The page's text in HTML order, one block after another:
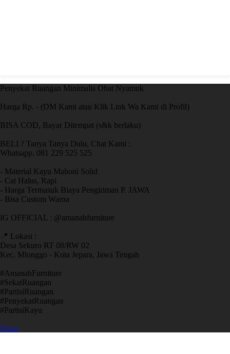
Penyekat Ruangan Minimalis Obat Nyamuk
Harga Rp. - (DM Kami atau Klik Link Wa Kami di Profil)
BISA COD, Bayar Ditempat (s&k berlaku)
BELI ? Tanya Tanya Dulu, Chat Kami :
Whatsapp. 081 229 525 525
- Material Kayu Mahoni Solid
- Cat Halus, Rapi
- Harga Termasuk Biaya Pengiriman P. JAWA
- Bisa Custom Warna
IG OFFICIAL : @amanahfurniture
📍 Lokasi :
Desa Sekuro RT 08/RW 02
Kec. Mlonggo - Kota Jepara, Jawa Tengah
​#AmanahFurniture
​#SekatRuangan
​#PartisiRuangan
​#PenyekatRuangan
​#PartisiKayu
Open